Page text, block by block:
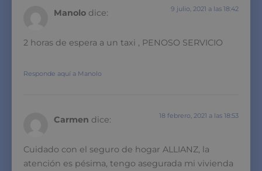
Manolo dice: 9 julio, 2021 a las 18:42
2 horas de espera a un taxi , PENOSO SERVICIO
Responde aquí a Manolo
Carmen dice: 18 febrero, 2021 a las 18:53
Cuidado con el seguro de hogar ALLIANZ, la
atención es pésima, tengo asegurada mi vivienda